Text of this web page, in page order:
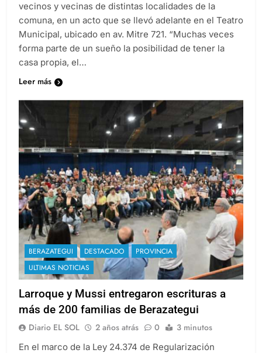
vecinos y vecinas de distintas localidades de la
comuna, en un acto que se llevó adelante en el Teatro
Municipal, ubicado en av. Mitre 721. “Muchas veces
forma parte de un sueño la posibilidad de tener la
casa propia, el…
Leer más
BERAZATEGUI DESTACADO
PROVINCIA
ULTIMAS NOTICIAS
Larroque y Mussi entregaron escrituras a
más de 200 familias de Berazategui
Diario EL SOL 2 años atrás 0 3 minutos
En el marco de la Ley 24.374 de Regularización